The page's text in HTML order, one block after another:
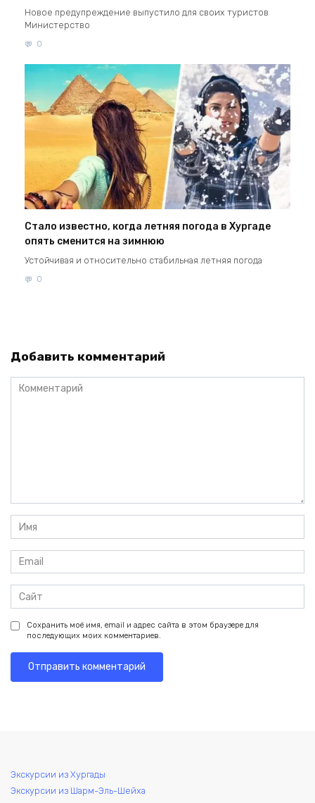
Новое предупреждение выпустило для своих туристов
Министерство
0
Стало известно, когда летняя погода в Хургаде
опять сменится на зимнюю
Устойчивая и относительно стабильная летняя погода
0
Добавить комментарий
Комментарий
Имя
*
Email
*
Сайт
Сохранить моё имя, email и адрес сайта в этом браузере для
последующих моих комментариев.
Экскурсии из Хургады
Экскурсии из Шарм-Эль-Шейха